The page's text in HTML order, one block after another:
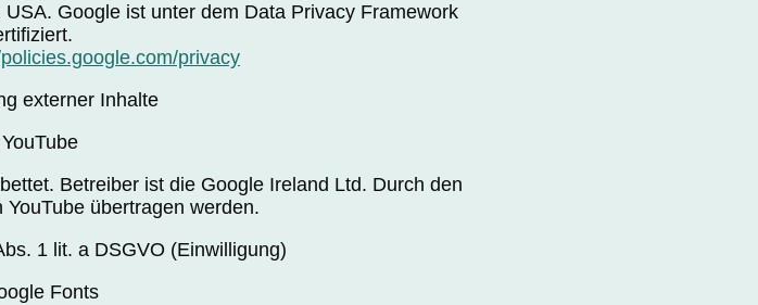
Google ist unter dem Data Privacy Framework
privacy
externer Inhalte
Betreiber ist die Google Ireland Ltd. Durch den
übertragen werden.
1 lit. a DSGVO (Einwilligung)
Fonts